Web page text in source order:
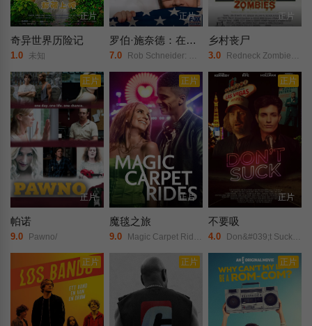
正片
奇异世界历险记
1.0 未知
正片
罗伯·施奈德：在美国醒来
7.0 Rob Schneider: Woke Up in America/
正片
乡村丧尸
3.0 Redneck Zombies/乡巴佬僵尸/活死人之乡/悪魔のゾンビ天国（日）/
正片
正片
帕诺
9.0 Pawno/
正片
正片
魔毯之旅
9.0 Magic Carpet Rides 2023/
正片
正片
不要吸
4.0 Don&#039;t Suck 2023/
正片 正片 正片